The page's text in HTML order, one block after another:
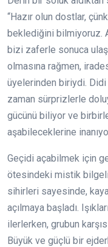
“Hazır olun dostlar,
beklediğini bilmiyoruz.
bizi zaferle sonuca
olmasına rağmen,
üyelerinden biriydi.
zaman sürprizlerle
gücünü biliyor ve
aşabileceklerine
Geçidi açabilmek için
ötesindeki mistik
sihirleri sayesinde,
açılmaya başladı.
ilerlerken, grubun
Büyük ve güçlü bir